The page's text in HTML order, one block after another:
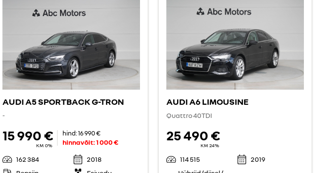
AUDI A5 SPORTBACK G-TRON
-
15 990 €
KM 0%
hind:16 990 €
hinnavõit:1 000 €
162 384
2018
AUDI A6 LIMOUSINE
Quattro 40TDI
25 490 €
KM 24%
114 515
2019